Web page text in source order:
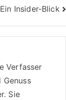
Insider-Blick
Verfasser
Genuss
. Sie